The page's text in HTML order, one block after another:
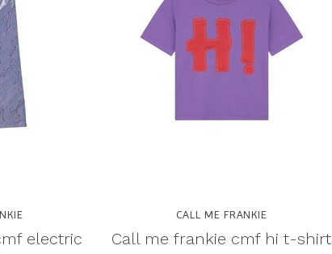
electric
CALL ME FRANKIE
Call me frankie cmf hi t-shirt